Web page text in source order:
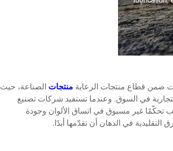
ضمن قطاع منتجات الرعاية منتجات الصناعة، حيث
في السوق. وعندما تستفيد شركات تصنيع
تحكّمًا غير مسبوق في اتساق الألوان وجودة
التقليدية في الدهان أن تقدّمها أبدًا.